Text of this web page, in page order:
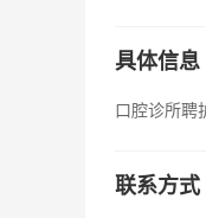
具体信息
口腔诊所聘
联系方式